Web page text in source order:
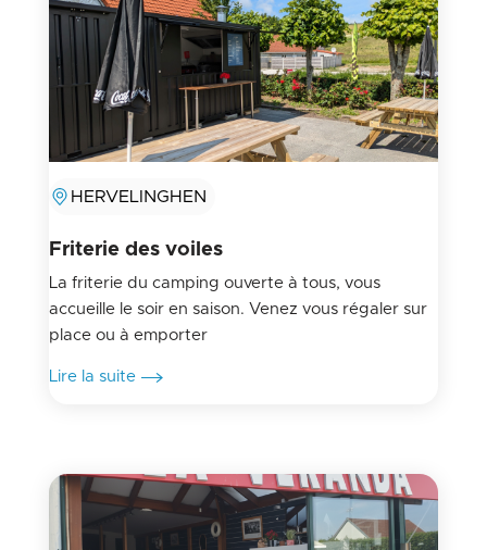
HERVELINGHEN
Friterie des voiles
La friterie du camping ouverte à tous, vous
accueille le soir en saison. Venez vous régaler sur
place ou à emporter
Lire la suite